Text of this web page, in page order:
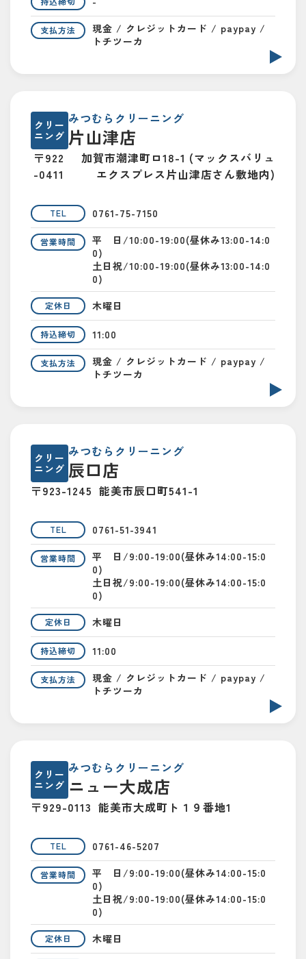
支払方法
現金 / クレジットカード / paypay /
トチツーカ
クリー
ニング
みつむらクリーニング
片山津店
〒922
-0411
加賀市潮津町ロ18-1 (マックスバリュ
エクスプレス片山津店さん敷地内)
TEL 0761-75-7150
営業時間
平 日/10:00-19:00(昼休み13:00-14:0
0)
土日祝/10:00-19:00(昼休み13:00-14:0
0)
定休日 木曜日
持込締切 11:00
支払方法
現金 / クレジットカード / paypay /
トチツーカ
クリー
ニング
みつむらクリーニング
辰口店
〒923-1245 能美市辰口町541-1
TEL 0761-51-3941
営業時間
平 日/9:00-19:00(昼休み14:00-15:0
0)
土日祝/9:00-19:00(昼休み14:00-15:0
0)
定休日 木曜日
持込締切 11:00
支払方法
現金 / クレジットカード / paypay /
トチツーカ
クリー
ニング
みつむらクリーニング
ニュー大成店
〒929-0113 能美市大成町ト１９番地1
TEL 0761-46-5207
営業時間
平 日/9:00-19:00(昼休み14:00-15:0
0)
土日祝/9:00-19:00(昼休み14:00-15:0
0)
定休日 木曜日